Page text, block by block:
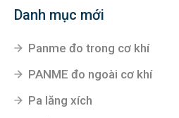
Danh mục mới
Panme đo trong cơ khí
PANME đo ngoài cơ khí
Pa lăng xích